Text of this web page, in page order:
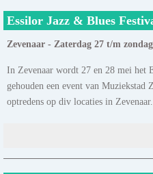
Essilor Jazz & Blues
Zevenaar - Zaterdag 27 t/m
In Zevenaar wordt 27 en 28 mei het
gehouden een event van Muziekstad
optredens op div locaties in